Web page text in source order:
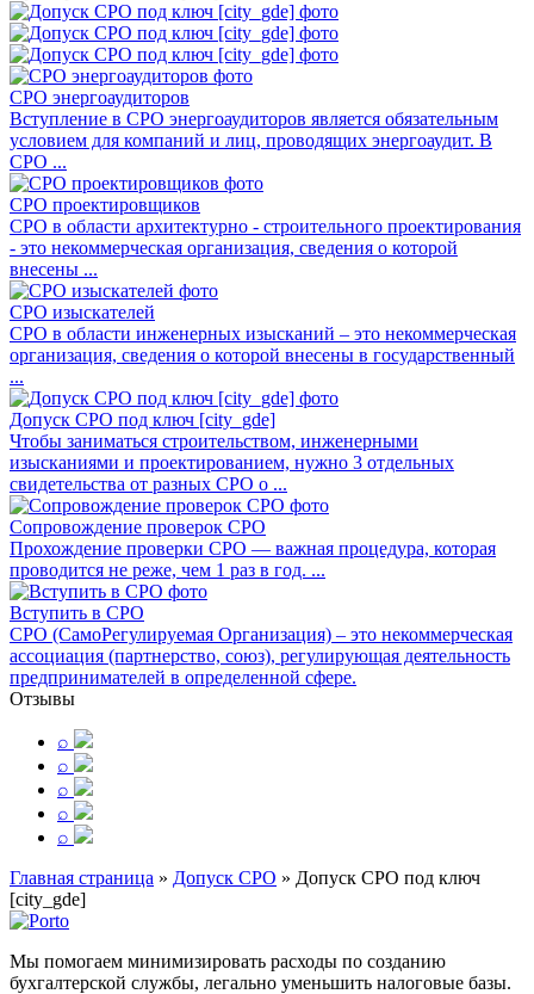
СРО энергоаудиторов
Вступление в СРО энергоаудиторов является обязательным
условием для компаний и лиц, проводящих энергоаудит. В
СРО ...
СРО проектировщиков
СРО в области архитектурно - строительного проектирования
- это некоммерческая организация, сведения о которой
внесены ...
СРО изыскателей
СРО в области инженерных изысканий – это некоммерческая
организация, сведения о которой внесены в государственный
...
Допуск СРО под ключ [city_gde]
Чтобы заниматься строительством, инженерными
изысканиями и проектированием, нужно 3 отдельных
свидетельства от разных СРО о ...
Сопровождение проверок СРО
Прохождение проверки СРО — важная процедура, которая
проводится не реже, чем 1 раз в год. ...
Вступить в СРО
СРО (СамоРегулируемая Организация) – это некоммерческая
ассоциация (партнерство, союз), регулирующая деятельность
предпринимателей в определенной сфере.
Отзывы
⌕
⌕
⌕
⌕
⌕
Главная страница » Допуск СРО » Допуск СРО под ключ
[city_gde]
Мы помогаем минимизировать расходы по созданию
бухгалтерской службы, легально уменьшить налоговые базы.